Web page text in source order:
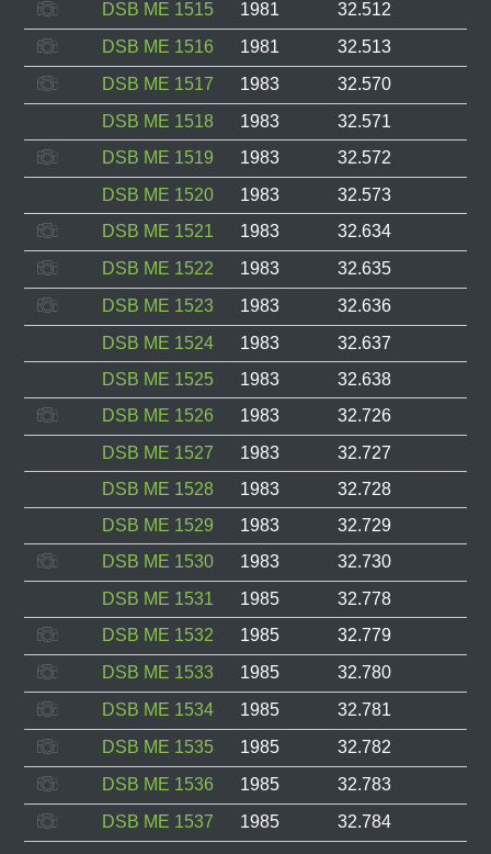
DSB ME 1515
1981 32.512
DSB ME 1516
1981 32.513
DSB ME 1517
1983 32.570
DSB ME 1518
1983 32.571
DSB ME 1519
1983 32.572
DSB ME 1520
1983 32.573
DSB ME 1521
1983 32.634
DSB ME 1522
1983 32.635
DSB ME 1523
1983 32.636
DSB ME 1524
1983 32.637
DSB ME 1525
1983 32.638
DSB ME 1526
1983 32.726
DSB ME 1527
1983 32.727
DSB ME 1528
1983 32.728
DSB ME 1529
1983 32.729
DSB ME 1530
1983 32.730
DSB ME 1531
1985 32.778
DSB ME 1532
1985 32.779
DSB ME 1533
1985 32.780
DSB ME 1534
1985 32.781
DSB ME 1535
1985 32.782
DSB ME 1536
1985 32.783
DSB ME 1537
1985 32.784